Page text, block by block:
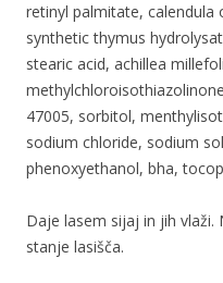
retinyl palmitate,
synthetic thymus
stearic acid, achillea
47005, sorbitol,
sodium chloride, sodium
phenoxyethanol, bha,
Daje lasem sijaj in jih vlaži.
stanje lasišča.